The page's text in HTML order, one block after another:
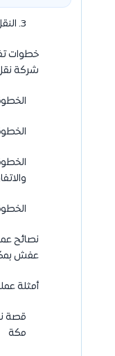
3. النقل الداخلي والخارجي
خطوات
شركة
نصائح
عفش
أمثلة
مكة